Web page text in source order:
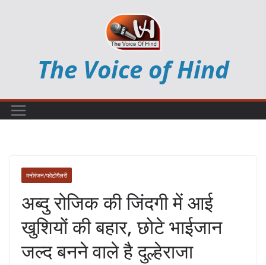
The Voice of Hind
मनोरंजन/फोटोगैलरी
अब्दु रोजिक की जिंदगी में आई
खुशियों की बहार, छोटे भाईजान
जल्द बनने वाले है दुल्हेराजा